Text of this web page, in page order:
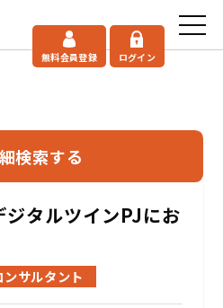
無料会員登録 ログイン
検索する
タルツインPJにお
サルタント